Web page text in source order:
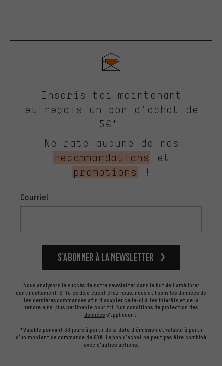
Inscris-toi maintenant
et reçois un bon d'achat de
5€*.
Ne rate aucune de nos
recommandations
et
promotions
!
Courriel
S’abonner à la newsletter
Nous analysons le succès de notre newsletter dans le but de l'améliorer
continuellement. Si tu es déjà client chez nous, nous utilisons les données de
tes dernières commandes afin d'adapter celle-ci à tes intérêts et de la
rendre ainsi plus pertinente pour toi. Nos conditions de protection des
données s'appliquent.
*Valable pendant 30 jours à partir de la date d'émission et valable à partir
d'un montant de commande de 60€. Le bon d'achat ne peut pas être combiné
avec d'autres actions.